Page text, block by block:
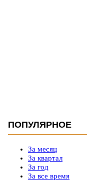
ПОПУЛЯРНОЕ
За месяц
За квартал
За год
За все время